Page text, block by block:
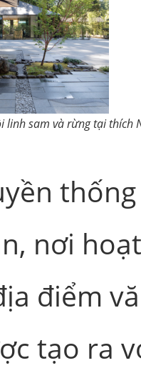
linh sam và rừng tại
nơi
điểm
tạo ra